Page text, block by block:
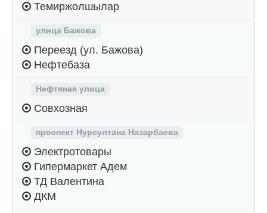
Темиржолшылар
улица Бажова
Переезд (ул. Бажова)
Нефтебаза
Нефтяная улица
Совхозная
проспект Нурсултана Назарбаева
Электротовары
Гипермаркет Адем
ТД Валентина
ДКМ